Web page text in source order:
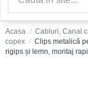
Acasa Cabluri, Canal
copex
Clips metalică
rigips și lemn, montaj